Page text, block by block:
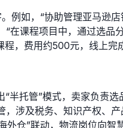
例如，“协助管理亚马逊
在课程项目中，通过选品
，费用约500元，线上完
托管”模式，卖家负责
涉及税务、知识产权、
外仓”联动，物流岗位向